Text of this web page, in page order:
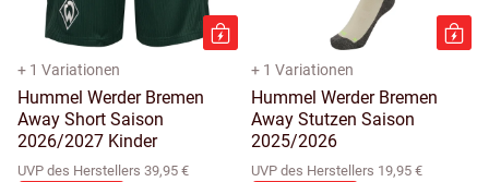
+ 1 Variationen
Hummel Werder Bremen
Away Short Saison
2026/2027 Kinder
UVP des Herstellers 39,95 €
+ 1 Variationen
Hummel Werder Bremen
Away Stutzen Saison
2025/2026
UVP des Herstellers 19,95 €